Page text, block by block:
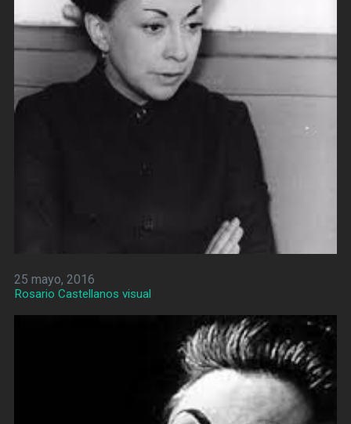
25 mayo, 2016
Rosario Castellanos visual